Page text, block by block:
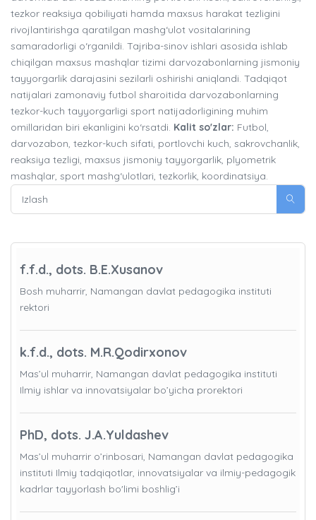
tezkor reaksiya qobiliyati hamda maxsus harakat tezligini
rivojlantirishga qaratilgan mashg‘ulot vositalarining
samaradorligi o‘rganildi. Tajriba-sinov ishlari asosida ishlab
chiqilgan maxsus mashqlar tizimi darvozabonlarning jismoniy
tayyorgarlik darajasini sezilarli oshirishi aniqlandi. Tadqiqot
natijalari zamonaviy futbol sharoitida darvozabonlarning
tezkor-kuch tayyorgarligi sport natijadorligining muhim
omillaridan biri ekanligini ko‘rsatdi. Kalit so'zlar: Futbol,
darvozabon, tezkor-kuch sifati, portlovchi kuch, sakrovchanlik,
reaksiya tezligi, maxsus jismoniy tayyorgarlik, plyometrik
mashqlar, sport mashg‘ulotlari, tezkorlik, koordinatsiya.
f.f.d., dots. B.E.Xusanov
Bosh muharrir, Namangan davlat pedagogika instituti
rektori
k.f.d., dots. M.R.Qodirxonov
Mas’ul muharrir, Namangan davlat pedagogika instituti
Ilmiy ishlar va innovatsiyalar bo’yicha prorektori
PhD, dots. J.A.Yuldashev
Mas’ul muharrir o’rinbosari, Namangan davlat pedagogika
instituti Ilmiy tadqiqotlar, innovatsiyalar va ilmiy-pedagogik
kadrlar tayyorlash bo'limi boshlig’i